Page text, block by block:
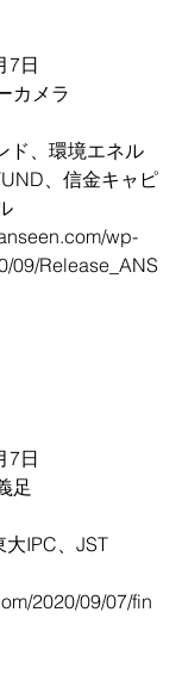
7日
カメラ
ド、環境エネル
、信金キャピ
wp-
09/Release_ANS
7日
足
大IPC、JST
2020/09/07/fin